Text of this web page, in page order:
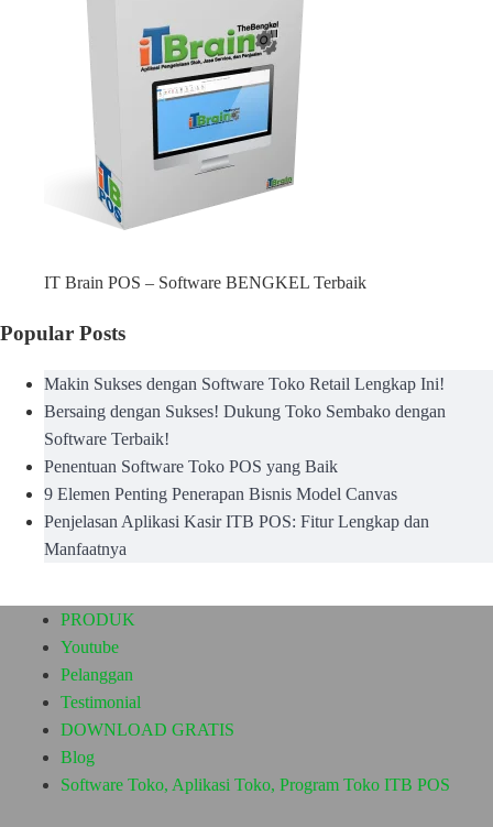
IT Brain POS – Software BENGKEL Terbaik
Popular Posts
Makin Sukses dengan Software Toko Retail Lengkap Ini!
Bersaing dengan Sukses! Dukung Toko Sembako dengan
Software Terbaik!
Penentuan Software Toko POS yang Baik
9 Elemen Penting Penerapan Bisnis Model Canvas
Penjelasan Aplikasi Kasir ITB POS: Fitur Lengkap dan
Manfaatnya
PRODUK
Youtube
Pelanggan
Testimonial
DOWNLOAD GRATIS
Blog
Software Toko, Aplikasi Toko, Program Toko ITB POS